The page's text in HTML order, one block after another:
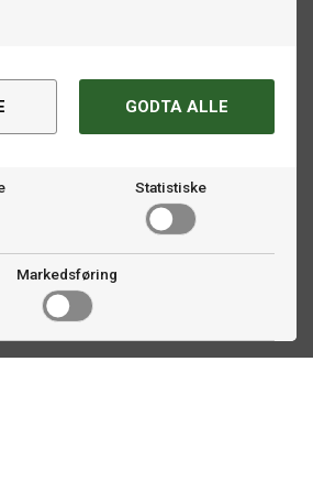
GODTA ALLE
Statistiske
Markedsføring